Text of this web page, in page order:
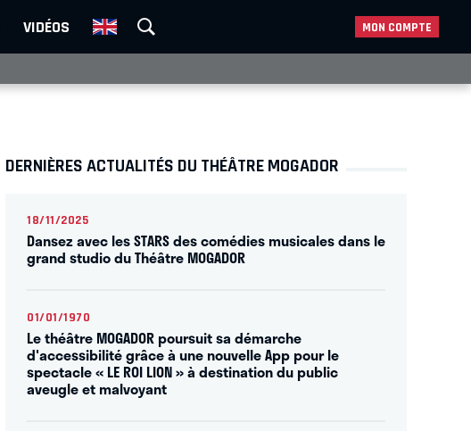
VIDÉOS MON COMPTE
DERNIÈRES ACTUALITÉS DU THÉÂTRE MOGADOR
18/11/2025
Dansez avec les STARS des comédies musicales dans le
grand studio du Théâtre MOGADOR
01/01/1970
Le théâtre MOGADOR poursuit sa démarche
d'accessibilité grâce à une nouvelle App pour le
spectacle « LE ROI LION » à destination du public
aveugle et malvoyant